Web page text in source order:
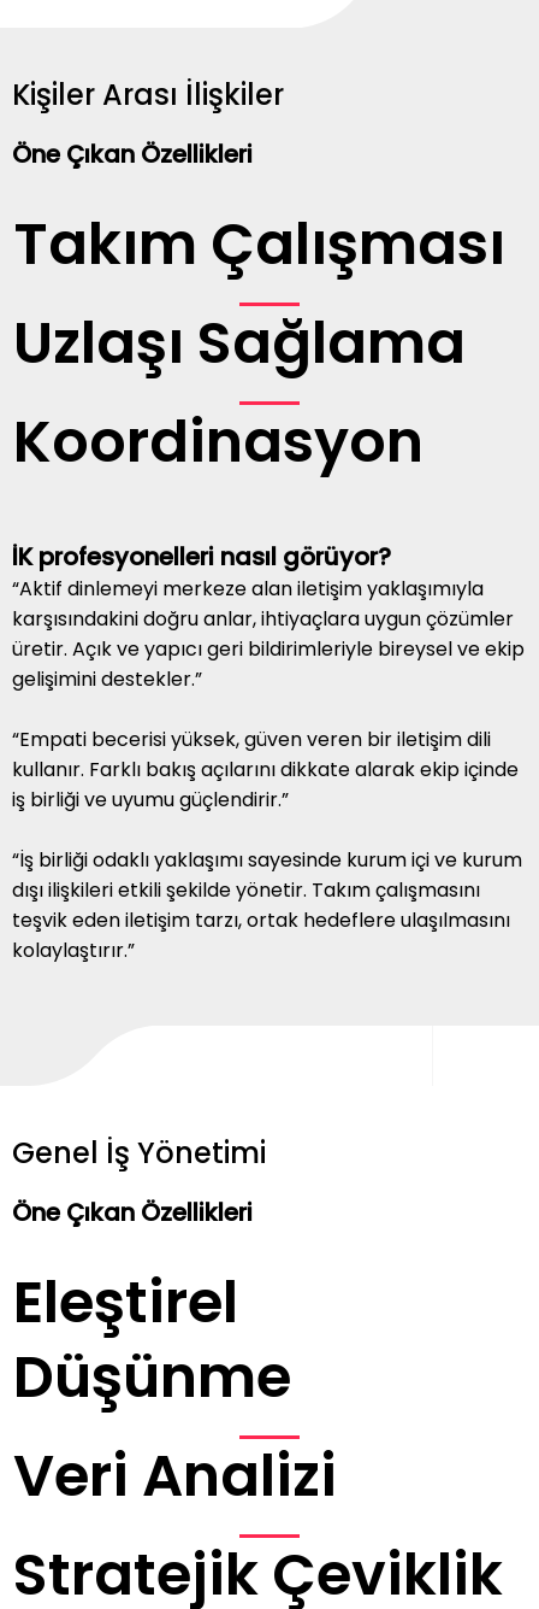
Kişiler Arası İlişkiler
Öne Çıkan Özellikleri
Takım Çalışması
Uzlaşı Sağlama
Koordinasyon
İK profesyonelleri nasıl görüyor?
“Aktif dinlemeyi merkeze alan iletişim yaklaşımıyla
karşısındakini doğru anlar, ihtiyaçlara uygun çözümler
üretir. Açık ve yapıcı geri bildirimleriyle bireysel ve ekip
gelişimini destekler.”
“Empati becerisi yüksek, güven veren bir iletişim dili
kullanır. Farklı bakış açılarını dikkate alarak ekip içinde
iş birliği ve uyumu güçlendirir.”
“İş birliği odaklı yaklaşımı sayesinde kurum içi ve kurum
dışı ilişkileri etkili şekilde yönetir. Takım çalışmasını
teşvik eden iletişim tarzı, ortak hedeflere ulaşılmasını
kolaylaştırır.”
Genel İş Yönetimi
Öne Çıkan Özellikleri
Eleştirel
Düşünme
Veri Analizi
Stratejik Çeviklik